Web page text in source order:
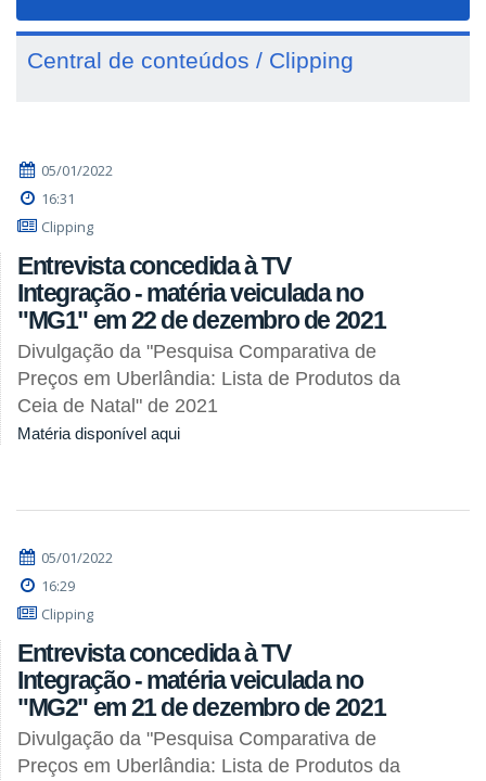
Central de conteúdos / Clipping
05/01/2022
16:31
Clipping
Entrevista concedida à TV
Integração - matéria veiculada no
"MG1" em 22 de dezembro de 2021
Divulgação da "Pesquisa Comparativa de
Preços em Uberlândia: Lista de Produtos da
Ceia de Natal" de 2021
Matéria disponível aqui
05/01/2022
16:29
Clipping
Entrevista concedida à TV
Integração - matéria veiculada no
"MG2" em 21 de dezembro de 2021
Divulgação da "Pesquisa Comparativa de
Preços em Uberlândia: Lista de Produtos da